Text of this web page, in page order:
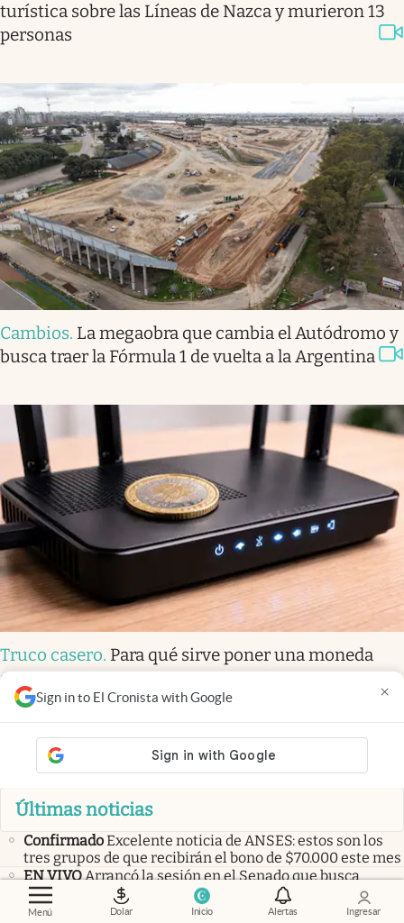
Menú Dolar Inicio Alertas Ingresar
Sign in to El Cronista with Google ×
turística sobre las Líneas de Nazca y murieron 13
personas
Cambios. La megaobra que cambia el Autódromo y
busca traer la Fórmula 1 de vuelta a la Argentina
Truco casero. Para qué sirve poner una moneda
arriba del router de WiFi y por qué recomiendan
hacerlo
Las más leídas
Últimas noticias
ConfirmadoExcelente noticia de ANSES: estos son los
tres grupos de que recibirán el bono de $70.000 este mes
EN VIVOArrancó la sesión en el Senado que busca
aprobar la Ley de Propiedad Privada
Informe clavdeAlerta bancos: Moody’s advirtió que la